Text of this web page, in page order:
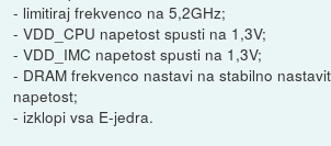
- limitiraj frekvenco na 5,2GHz;
- VDD_CPU napetost spusti na 1,3V;
- VDD_IMC napetost spusti na 1,3V;
- DRAM frekvenco nastavi na stabilno
napetost;
- izklopi vsa E-jedra.